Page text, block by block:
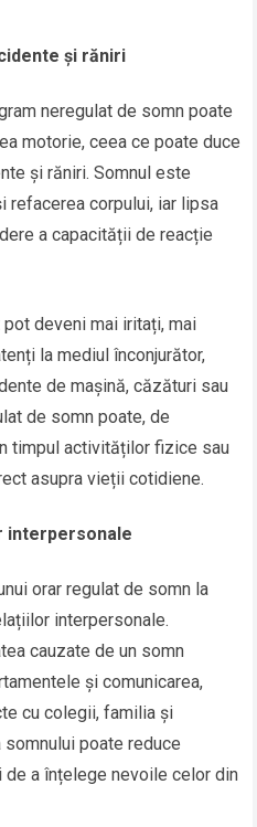
și răniri
neregulat de somn poate
motorie, ceea ce poate duce
și răniri. Somnul este
refacerea corpului, iar lipsa
a capacității de reacție
deveni mai iritați, mai
la mediul înconjurător,
de mașină, căzături sau
de somn poate, de
timpul activităților fizice sau
asupra vieții cotidiene.
interpersonale
orar regulat de somn la
interpersonale.
cauzate de un somn
și comunicarea,
cu colegii, familia și
poate reduce
a înțelege nevoile celor din